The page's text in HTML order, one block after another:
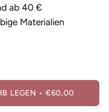
ab 40 €
Materialien
LEGEN €60,00